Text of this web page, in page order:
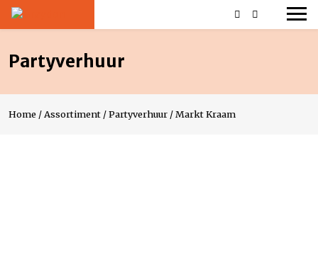
Partyverhuur
Home / Assortiment /Partyverhuur /Markt Kraam